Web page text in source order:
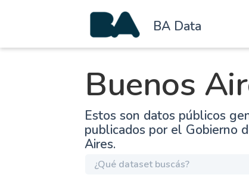
BA Data
Buenos
Estos son datos públicos
publicados por el Gobierno
Aires.